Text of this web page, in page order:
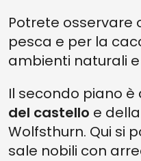
Potrete osservare
pesca e per la
ambienti naturali
Il secondo piano
del castello e
Wolfsthurn. Qui si
sale nobili con